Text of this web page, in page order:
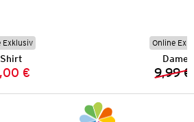
Exklusiv
Preis:
Preis:
€
Online
9,99 €